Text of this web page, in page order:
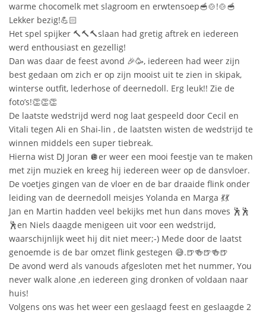
warme chocomelk met slagroom en erwtensoep🥣🍲!🍲🥣
Lekker bezig!💪🏻
Het spel spijker 🔨🔨🔨slaan had gretig aftrek en iedereen
werd enthousiast en gezellig!
Dan was daar de feest avond 🎉🥳, iedereen had weer zijn
best gedaan om zich er op zijn mooist uit te zien in skipak,
winterse outfit, lederhose of deernedoll. Erg leuk!! Zie de
foto’s!👏👏👏
De laatste wedstrijd werd nog laat gespeeld door Cecil en
Vitali tegen Ali en Shai-lin , de laatsten wisten de wedstrijd te
winnen middels een super tiebreak.
Hierna wist DJ Joran 🪩er weer een mooi feestje van te maken
met zijn muziek en kreeg hij iedereen weer op de dansvloer.
De voetjes gingen van de vloer en de bar draaide flink onder
leiding van de deernedoll meisjes Yolanda en Marga 💃💃
Jan en Martin hadden veel bekijks met hun dans moves 🕺🕺
🕺en Niels daagde menigeen uit voor een wedstrijd,
waarschijnlijk weet hij dit niet meer;-) Mede door de laatst
genoemde is de bar omzet flink gestegen 😅.🍺🍻🍺🍻🍺
De avond werd als vanouds afgesloten met het nummer, You
never walk alone ,en iedereen ging dronken of voldaan naar
huis!
Volgens ons was het weer een geslaagd feest en geslaagde 2